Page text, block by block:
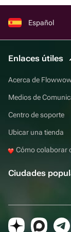
Español
Enlaces útiles
Acerca de
Medios de
Centro de soporte
Ubicar una tienda
Cómo colaborar
Ciudades